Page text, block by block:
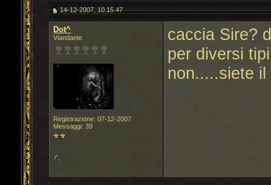
14-12-2007, 10.15.47
Dot^
Viandante
Registrazione: 07-12-2007
Messaggi: 39
caccia Sire?
per diversi
non.....siete